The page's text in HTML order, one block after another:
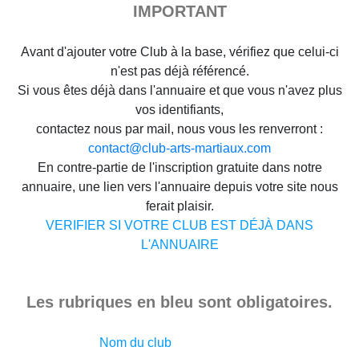
IMPORTANT
Avant d'ajouter votre Club à la base, vérifiez que celui-ci
n'est pas déjà référencé.
Si vous êtes déjà dans l'annuaire et que vous n'avez plus
vos identifiants,
contactez nous par mail, nous vous les renverront :
contact@club-arts-martiaux.com
En contre-partie de l'inscription gratuite dans notre
annuaire, une lien vers l'annuaire depuis votre site nous
ferait plaisir.
VERIFIER SI VOTRE CLUB EST DÉJÀ DANS
L'ANNUAIRE
Les rubriques en bleu sont obligatoires.
Nom du club